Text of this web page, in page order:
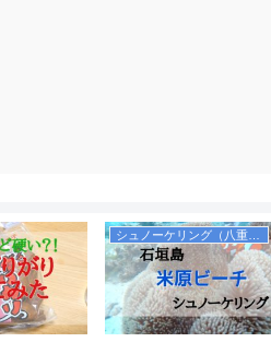
シュノーケリング（八重山諸島）